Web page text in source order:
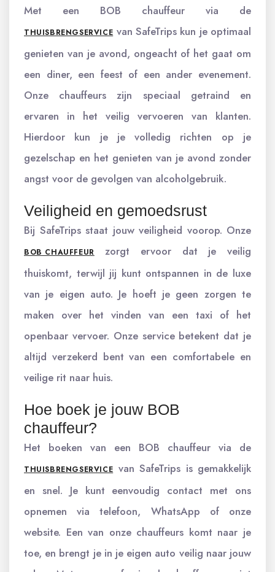
Met een BOB chauffeur via de
THUISBRENGSERVICE van SafeTrips kun je optimaal
genieten van je avond, ongeacht of het gaat om
een diner, een feest of een ander evenement.
Onze chauffeurs zijn speciaal getraind en
ervaren in het veilig vervoeren van klanten.
Hierdoor kun je je volledig richten op je
gezelschap en het genieten van je avond zonder
angst voor de gevolgen van alcoholgebruik.
Veiligheid en gemoedsrust
Bij SafeTrips staat jouw veiligheid voorop. Onze
BOB CHAUFFEUR
zorgt ervoor dat je veilig
thuiskomt, terwijl jij kunt ontspannen in de luxe
van je eigen auto. Je hoeft je geen zorgen te
maken over het vinden van een taxi of het
openbaar vervoer. Onze service betekent dat je
altijd verzekerd bent van een comfortabele en
veilige rit naar huis.
Hoe boek je jouw BOB
chauffeur?
Het boeken van een BOB chauffeur via de
THUISBRENGSERVICE van SafeTrips is gemakkelijk
en snel. Je kunt eenvoudig contact met ons
opnemen via telefoon, WhatsApp of onze
website. Een van onze chauffeurs komt naar je
toe, en brengt je in je eigen auto veilig naar jouw